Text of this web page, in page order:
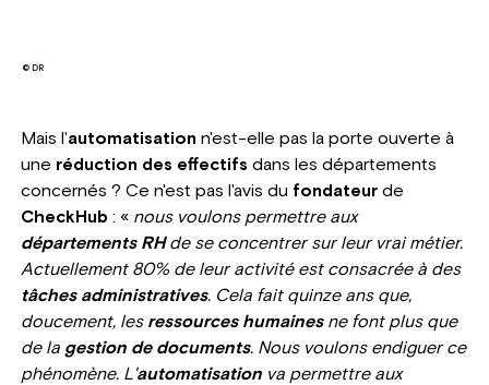
© DR
Mais l'automatisation n'est-elle pas la porte ouverte à
une réduction des effectifs dans les départements
concernés ? Ce n'est pas l'avis du fondateurde
CheckHub : « nous voulons permettre aux
départements RHde se concentrer sur leur vrai métier.
Actuellement 80% de leur activité est consacrée à des
tâches administratives. Cela fait quinze ans que,
doucement, lesressources humainesne font plus que
de la gestion de documents. Nous voulons endiguer ce
phénomène. L'automatisationva permettre aux